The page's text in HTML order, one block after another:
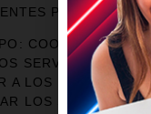
PARA LOS
COOKIES DE
SERVICIOS
A LOS USUARIOS
LOS SERVICIOS